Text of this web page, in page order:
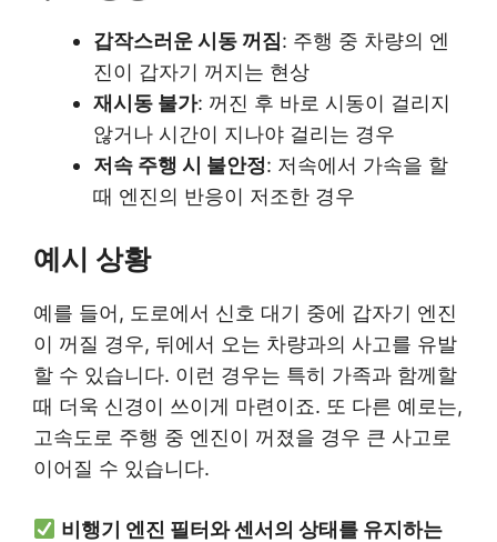
갑작스러운 시동 꺼짐 : 주행 중 차량의 엔
진이 갑자기 꺼지는 현상
재시동 불가: 꺼진 후 바로 시동이 걸리지
않거나 시간이 지나야 걸리는 경우
저속 주행 시 불안정: 저속에서 가속을 할
때 엔진의 반응이 저조한 경우
예시 상황
예를 들어, 도로에서 신호 대기 중에 갑자기 엔진
이 꺼질 경우, 뒤에서 오는 차량과의 사고를 유발
할 수 있습니다. 이런 경우는 특히 가족과 함께할
때 더욱 신경이 쓰이게 마련이죠. 또 다른 예로는,
고속도로 주행 중 엔진이 꺼졌을 경우 큰 사고로
이어질 수 있습니다.
비행기 엔진 필터와 센서의 상태를 유지하는